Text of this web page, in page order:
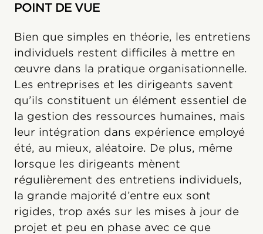
POINT DE VUE
Bien que simples en théorie, les entretiens
individuels restent difficiles à mettre en
œuvre dans la pratique organisationnelle.
Les entreprises et les dirigeants savent
qu’ils constituent un élément essentiel de
la gestion des ressources humaines, mais
leur intégration dans expérience employé
été, au mieux, aléatoire. De plus, même
lorsque les dirigeants mènent
régulièrement des entretiens individuels,
la grande majorité d’entre eux sont
rigides, trop axés sur les mises à jour de
projet et peu en phase avec ce que